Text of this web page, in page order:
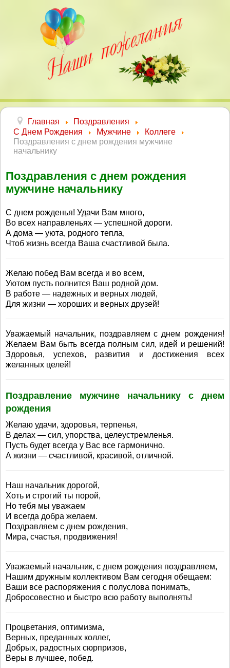
Главная
Поздравления
С Днем Рождения
Мужчине
Коллеге
Поздравления с днем рождения мужчине
начальнику
Поздравления с днем рождения
мужчине начальнику
С днем рожденья! Удачи Вам много,
Во всех направленьях — успешной дороги.
А дома — уюта, родного тепла,
Чтоб жизнь всегда Ваша счастливой была.
Желаю побед Вам всегда и во всем,
Уютом пусть полнится Ваш родной дом.
В работе — надежных и верных людей,
Для жизни — хороших и верных друзей!
Уважаемый начальник, поздравляем с днем рождения!
Желаем Вам быть всегда полным сил, идей и решений!
Здоровья, успехов, развития и достижения всех
желанных целей!
Поздравление мужчине начальнику с днем
рождения
Желаю удачи, здоровья, терпенья,
В делах — сил, упорства, целеустремленья.
Пусть будет всегда у Вас все гармонично.
А жизни — счастливой, красивой, отличной.
Наш начальник дорогой,
Хоть и строгий ты порой,
Но тебя мы уважаем
И всегда добра желаем.
Поздравляем с днем рождения,
Мира, счастья, продвижения!
Уважаемый начальник, с днем рождения поздравляем,
Нашим дружным коллективом Вам сегодня обещаем:
Ваши все распоряжения с полуслова понимать,
Добросовестно и быстро всю работу выполнять!
Процветания, оптимизма,
Верных, преданных коллег,
Добрых, радостных сюрпризов,
Веры в лучшее, побед.